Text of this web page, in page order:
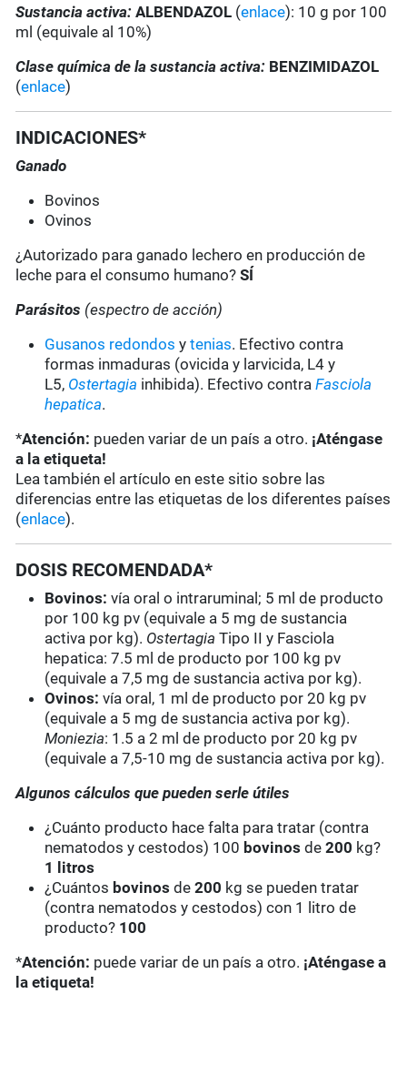
Sustancia activa: ALBENDAZOL (enlace): 10 g por 100
ml (equivale al 10%)
Clase química de la sustancia activa: BENZIMIDAZOL
(enlace)
INDICACIONES*
Ganado
Bovinos
Ovinos
¿Autorizado para ganado lechero en producción de
leche para el consumo humano? SÍ
Parásitos (espectro de acción)
Gusanos redondos ytenias. Efectivo contra
formas inmaduras (ovicida y larvicida, L4 y
L5, Ostertagia inhibida). Efectivo contraFasciola
hepatica.
*Atención: pueden variar de un país a otro. ¡Aténgase
a la etiqueta!
Lea también el artículo en este sitio sobre las
diferencias entre las etiquetas de los diferentes países
(enlace).
DOSIS RECOMENDADA*
Bovinos: vía oral o intraruminal; 5 ml de producto
por 100 kg pv (equivale a 5 mg de sustancia
activa por kg). Ostertagia Tipo II y Fasciola
hepatica: 7.5 ml de producto por 100 kg pv
(equivale a 7,5 mg de sustancia activa por kg).
Ovinos:vía oral, 1 ml de producto por 20 kg pv
(equivale a 5 mg de sustancia activa por kg).
Moniezia: 1.5 a 2 ml de producto por 20 kg pv
(equivale a 7,5-10 mg de sustancia activa por kg).
Algunos cálculos que pueden serle útiles
¿Cuánto producto hace falta para tratar (contra
nematodos y cestodos) 100 bovinos de200 kg?
1 litros
¿Cuántos bovinos de 200 kg se pueden tratar
(contra nematodos y cestodos) con 1 litro de
producto? 100
*Atención: puede variar de un país a otro. ¡Aténgase a
la etiqueta!